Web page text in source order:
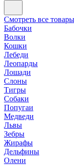
Смотреть все товары
Бабочки
Волки
Кошки
Лебеди
Леопарды
Лошади
Слоны
Тигры
Собаки
Попугаи
Медведи
Львы
Зебры
Жирафы
Дельфины
Олени